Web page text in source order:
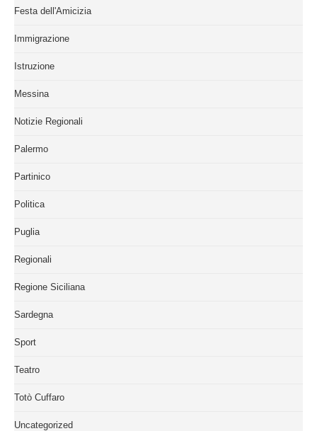
Festa dell'Amicizia
Immigrazione
Istruzione
Messina
Notizie Regionali
Palermo
Partinico
Politica
Puglia
Regionali
Regione Siciliana
Sardegna
Sport
Teatro
Totò Cuffaro
Uncategorized